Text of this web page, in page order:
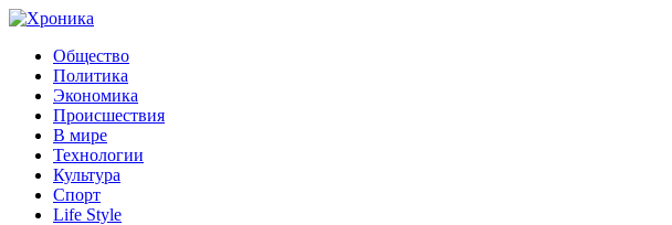
Общество
Политика
Экономика
Происшествия
В мире
Технологии
Культура
Спорт
Life Style